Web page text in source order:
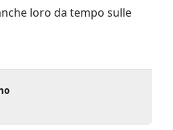
loro da tempo sulle